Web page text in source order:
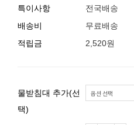
특이사항
전국배송
배송비
무료배송
적립금
2,520원
물받침대 추가(선
택)